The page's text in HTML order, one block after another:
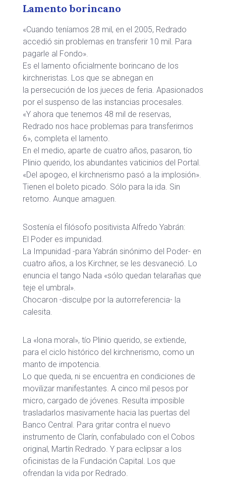
Lamento borincano
«Cuando teníamos 28 mil, en el 2005, Redrado
accedió sin problemas en transferir 10 mil. Para
pagarle al Fondo».
Es el lamento oficialmente borincano de los
kirchneristas. Los que se abnegan en
la persecución de los jueces de feria. Apasionados
por el suspenso de las instancias procesales.
«Y ahora que tenemos 48 mil de reservas,
Redrado nos hace problemas para transferirnos
6», completa el lamento.
En el medio, aparte de cuatro años, pasaron, tío
Plinio querido, los abundantes vaticinios del Portal.
«Del apogeo, el kirchnerismo pasó a la implosión».
Tienen el boleto picado. Sólo para la ida. Sin
retorno. Aunque amaguen.
Sostenía el filósofo positivista Alfredo Yabrán:
El Poder es impunidad.
La Impunidad -para Yabrán sinónimo del Poder- en
cuatro años, a los Kirchner, se les desvaneció. Lo
enuncia el tango Nada «sólo quedan telarañas que
teje el umbral».
Chocaron -disculpe por la autorreferencia- la
calesita.
La «lona moral», tío Plinio querido, se extiende,
para el ciclo histórico del kirchnerismo, como un
manto de impotencia.
Lo que queda, ni se encuentra en condiciones de
movilizar manifestantes. A cinco mil pesos por
micro, cargado de jóvenes. Resulta imposible
trasladarlos masivamente hacia las puertas del
Banco Central. Para gritar contra el nuevo
instrumento de Clarín, confabulado con el Cobos
original, Martín Redrado. Y para eclipsar a los
oficinistas de la Fundación Capital. Los que
ofrendan la vida por Redrado.